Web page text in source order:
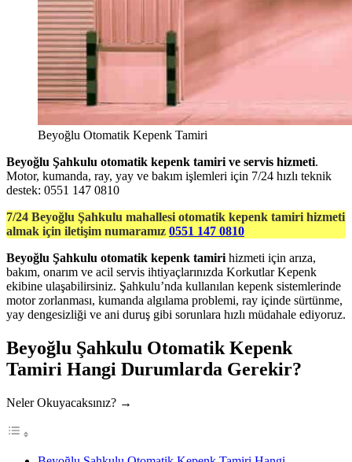
Beyoğlu Otomatik Kepenk Tamiri
Beyoğlu Şahkulu otomatik kepenk tamiri ve servis hizmeti.
Motor, kumanda, ray, yay ve bakım işlemleri için 7/24 hızlı teknik
destek: 0551 147 0810
7/24 Beyoğlu Şahkulu mahallesi otomatik kepenk tamiri hizmeti
almak için iletişim numaramız 0551 147 0810
Beyoğlu Şahkulu otomatik kepenk tamiri hizmeti için arıza,
bakım, onarım ve acil servis ihtiyaçlarınızda Korkutlar Kepenk
ekibine ulaşabilirsiniz. Şahkulu’nda kullanılan kepenk sistemlerinde
motor zorlanması, kumanda algılama problemi, ray içinde sürtünme,
yay dengesizliği ve ani duruş gibi sorunlara hızlı müdahale ediyoruz.
Beyoğlu Şahkulu Otomatik Kepenk
Tamiri Hangi Durumlarda Gerekir?
Neler Okuyacaksınız? →